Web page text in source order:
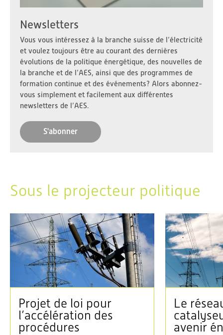
Newsletters
Vous vous intéressez à la branche suisse de l’électricité
et voulez toujours être au courant des dernières
évolutions de la politique énergétique, des nouvelles de
la branche et de l’AES, ainsi que des programmes de
formation continue et des événements? Alors abonnez-
vous simplement et facilement aux différentes
newsletters de l’AES.
S'abonner
Sous le projecteur politique
Projet de loi pour
l’accélération des
procédures
Le
avenir